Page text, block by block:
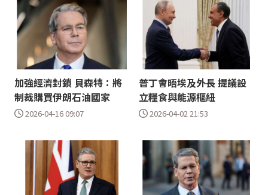
加強經濟封鎖 貝森特：將
制裁購買伊朗石油國家
2026-04-16 09:07
普丁會晤埃及外長 提議設
立糧食與能源樞紐
2026-04-02 21:53